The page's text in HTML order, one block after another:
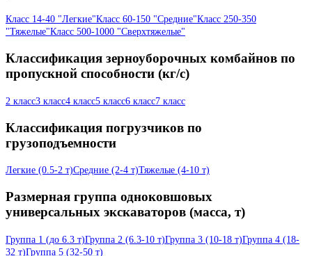
Класс 14-40 "Легкие"Класс 60-150 "Средние"Класс 250-350
"Тяжелые"Класс 500-1000 "Сверхтяжелые"
Классификация зерноуборочных комбайнов по
пропускной способности (кг/с)
2 класс3 класс4 класс5 класс6 класс7 класс
Классификация погрузчиков по
грузоподъемности
Легкие (0.5-2 т)Средние (2-4 т)Тяжелые (4-10 т)
Размерная группа одноковшовых
универсальных экскаваторов (масса, т)
Группа 1 (до 6.3 т)Группа 2 (6.3-10 т)Группа 3 (10-18 т)Группа 4 (18-
32 т)Группа 5 (32-50 т)